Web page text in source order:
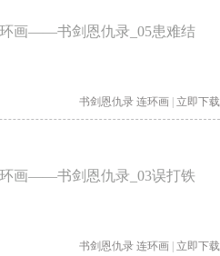
画——书剑恩仇录_05患难结
书剑恩仇录 连环画 | 立即下载
画——书剑恩仇录_03误打铁
书剑恩仇录 连环画 | 立即下载